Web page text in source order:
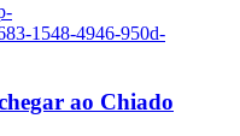
1548-4946-950d-
ao Chiado